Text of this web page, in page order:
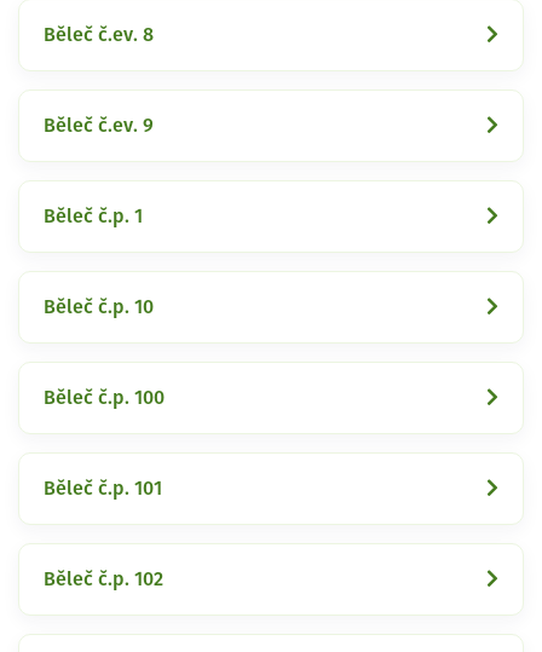
Běleč č.ev. 8
Běleč č.ev. 9
Běleč č.p. 1
Běleč č.p. 10
Běleč č.p. 100
Běleč č.p. 101
Běleč č.p. 102